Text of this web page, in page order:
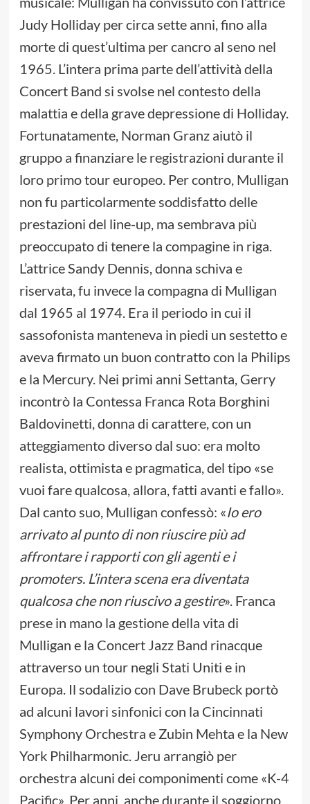
Judy Holliday per circa sette anni, fino alla
morte di quest’ultima per cancro al seno nel
1965. L’intera prima parte dell’attività della
Concert Band si svolse nel contesto della
malattia e della grave depressione di Holliday.
Fortunatamente, Norman Granz aiutò il
gruppo a finanziare le registrazioni durante il
loro primo tour europeo. Per contro, Mulligan
non fu particolarmente soddisfatto delle
prestazioni del line-up, ma sembrava più
preoccupato di tenere la compagine in riga.
L’attrice Sandy Dennis, donna schiva e
riservata, fu invece la compagna di Mulligan
dal 1965 al 1974. Era il periodo in cui il
sassofonista manteneva in piedi un sestetto e
aveva firmato un buon contratto con la Philips
e la Mercury. Nei primi anni Settanta, Gerry
incontrò la Contessa Franca Rota Borghini
Baldovinetti, donna di carattere, con un
atteggiamento diverso dal suo: era molto
realista, ottimista e pragmatica, del tipo «se
vuoi fare qualcosa, allora, fatti avanti e fallo».
Dal canto suo, Mulligan confessò: «Io ero
arrivato al punto di non riuscire più ad
affrontare i rapporti con gli agenti e i
promoters. L’intera scena era diventata
qualcosa che non riuscivo a gestire». Franca
prese in mano la gestione della vita di
Mulligan e la Concert Jazz Band rinacque
attraverso un tour negli Stati Uniti e in
Europa. Il sodalizio con Dave Brubeck portò
ad alcuni lavori sinfonici con la Cincinnati
Symphony Orchestra e Zubin Mehta e la New
York Philharmonic. Jeru arrangiò per
orchestra alcuni dei componimenti come «K-4
Pacific». Per anni, anche durante il soggiorno